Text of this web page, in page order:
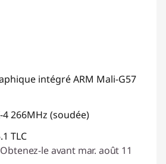
intégré ARM Mali-G57
4 266MHz (soudée)
TLC
Obtenez-le avant mar. août 11